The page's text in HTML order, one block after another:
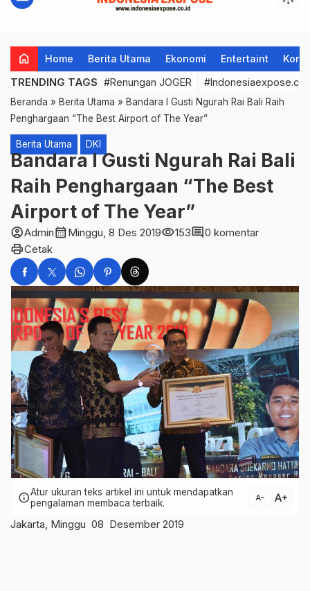
home Home Berita Utama Ekonomi Entertaint
TRENDING TAGS #Renungan JOGER
Beranda » Berita Utama » Bandara I Gusti Ngurah Rai Bali Raih
Penghargaan “The Best Airport of The Year”
Berita Utama DKI
Bandara I Gusti Ngurah Rai Bali
Raih Penghargaan “The Best
Airport of The Year”
account_circleAdmincalendar_month Minggu, 8 Des 2019visibility153comment0 komentar
printCetak
infoAtur ukuran teks artikel ini untuk mendapatkan
pengalaman membaca terbaik.
text_decrease text_increase
Jakarta, Minggu 08 Desember 2019